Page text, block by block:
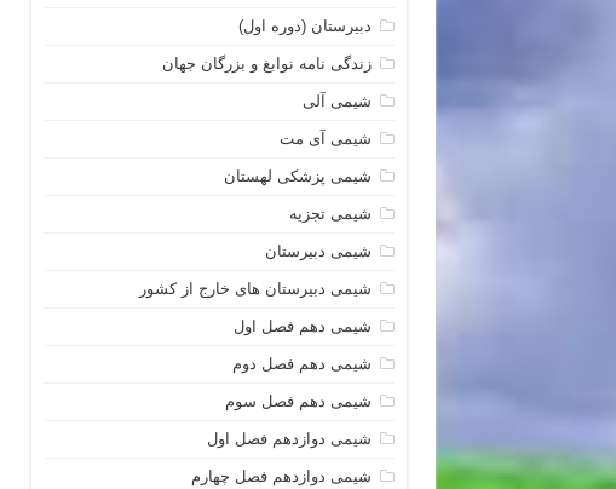
دبیرستان (دوره اول)
زندگی نامه نوابغ و بزرگان جهان
شیمی آلی
شیمی آی مت
شیمی پزشکی لهستان
شیمی تجزیه
شیمی دبیرستان
شیمی دبیرستان های خارج از کشور
شیمی دهم فصل اول
شیمی دهم فصل دوم
شیمی دهم فصل سوم
شیمی دوازدهم فصل اول
شیمی دوازدهم فصل چهارم